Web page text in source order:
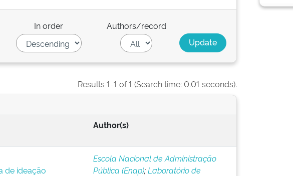
In order Authors/record
Results 1-1 of 1 (Search time: 0.01 seconds).
Author(s)
de ideação
Escola Nacional de Administração
Pública (Enap);Laboratório de